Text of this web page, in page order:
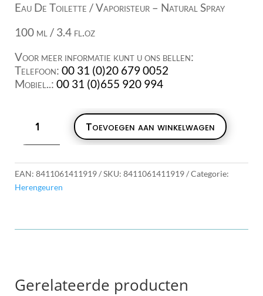
Eau De Toilette / Vaporisteur – Natural Spray
100 ml / 3.4 fl.oz
Voor meer informatie kunt u ons bellen:
Telefoon: 00 31 (0)20 679 0052
Mobiel..: 00 31 (0)655 920 994
Toevoegen aan winkelwagen
EAN: 8411061411919 SKU: 8411061411919
Categorie:
Herengeuren
Gerelateerde producten